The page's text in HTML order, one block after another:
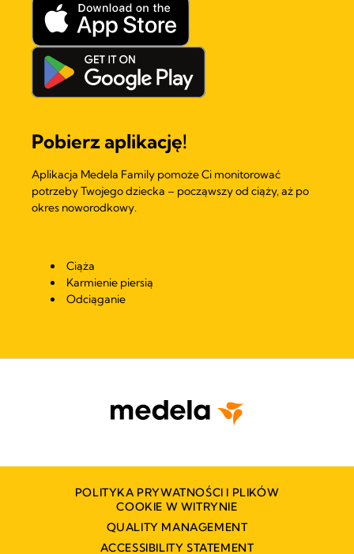
Pobierz aplikację!
Aplikacja Medela Family pomoże Ci monitorować
potrzeby Twojego dziecka – począwszy od ciąży, aż po
okres noworodkowy.
Ciąża
Karmienie piersią
Odciąganie
POLITYKA PRYWATNOŚCI I PLIKÓW
COOKIE W WITRYNIE
QUALITY MANAGEMENT
ACCESSIBILITY STATEMENT